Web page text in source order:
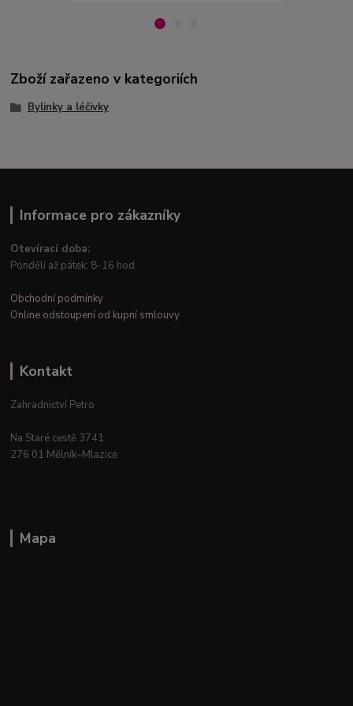
Zboží zařazeno v kategoriích
Bylinky a léčivky
Informace pro zákazníky
Otevírací doba:
Pondělí až pátek: 8-16 hod.
Obchodní podmínky
Online odstoupení od kupní smlouvy
Kontakt
Zahradnictví Petro
Na Staré cestě 3741
276 01 Mělník–Mlazice
Mapa